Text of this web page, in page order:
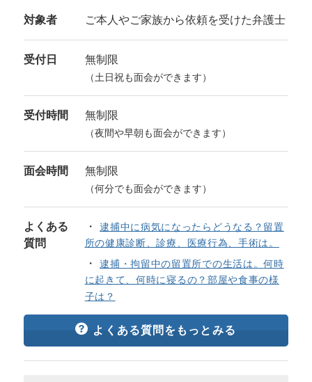
対象者 ご本人やご家族から依頼を受けた弁護士
受付日 無制限
（土日祝も面会ができます）
受付時間 無制限
（夜間や早朝も面会ができます）
面会時間 無制限
（何分でも面会ができます）
よくある
質問
逮捕中に病気になったらどうなる？留置
所の健康診断、診療、医療行為、手術は。
逮捕・拘留中の留置所での生活は。何時
に起きて、何時に寝るの？部屋や食事の様
子は？
よくある質問をもっとみる